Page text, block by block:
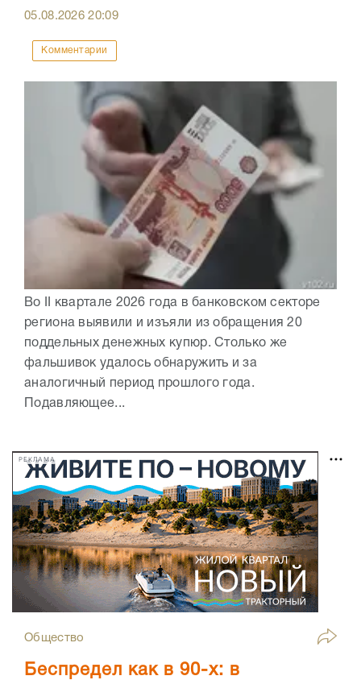
05.08.202620:09
Комментарии
Во II квартале 2026 года в банковском секторе
региона выявили и изъяли из обращения 20
поддельных денежных купюр. Столько же
фальшивок удалось обнаружить и за
аналогичный период прошлого года.
Подавляющее...
РЕКЛАМА
Общество
Беспредел как в 90-х: в